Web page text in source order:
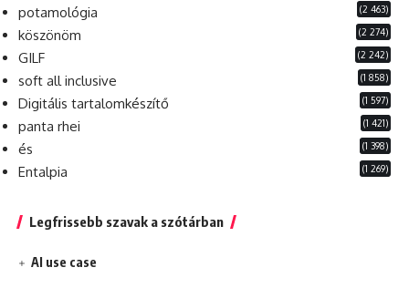
potamológia (2 463)
köszönöm (2 274)
GILF (2 242)
soft all inclusive (1 858)
Digitális tartalomkészítő (1 597)
panta rhei (1 421)
és (1 398)
Entalpia (1 269)
Legfrissebb szavak a szótárban
AI use case